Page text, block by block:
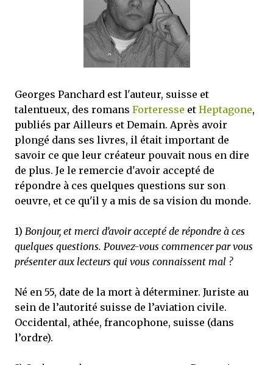
mettre sous tous les yeux. C'est cela...
Georges Panchard est l'auteur, suisse et
talentueux, des romans Forteresse et Heptagone,
publiés par Ailleurs et Demain. Après avoir
plongé dans ses livres, il était important de
savoir ce que leur créateur pouvait nous en dire
de plus. Je le remercie d'avoir accepté de
répondre à ces quelques questions sur son
oeuvre, et ce qu'il y a mis de sa vision du monde.
1) Bonjour, et merci d’avoir accepté de répondre à ces
quelques questions. Pouvez-vous commencer par vous
présenter aux lecteurs qui vous connaissent mal ?
Né en 55, date de la mort à déterminer. Juriste au
sein de l’autorité suisse de l’aviation civile.
Occidental, athée, francophone, suisse (dans
l’ordre).